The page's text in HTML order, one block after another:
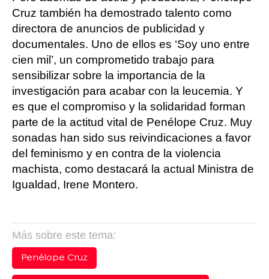
Cruz también ha demostrado talento como
directora de anuncios de publicidad y
documentales. Uno de ellos es ‘Soy uno entre
cien mil’, un comprometido trabajo para
sensibilizar sobre la importancia de la
investigación para acabar con la leucemia. Y
es que el compromiso y la solidaridad forman
parte de la actitud vital de Penélope Cruz. Muy
sonadas han sido sus reivindicaciones a favor
del feminismo y en contra de la violencia
machista, como destacará la actual Ministra de
Igualdad, Irene Montero.
Más sobre este tema:
Penélope Cruz